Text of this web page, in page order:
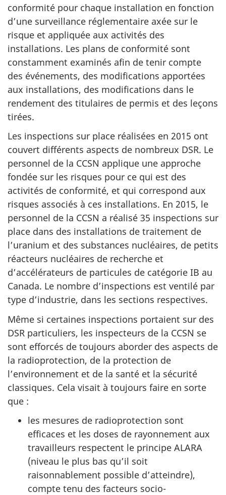
conformité pour chaque installation en fonction
d’une surveillance réglementaire axée sur le
risque et appliquée aux activités des
installations. Les plans de conformité sont
constamment examinés afin de tenir compte
des événements, des modifications apportées
aux installations, des modifications dans le
rendement des titulaires de permis et des leçons
tirées.
Les inspections sur place réalisées en 2015 ont
couvert différents aspects de nombreux DSR. Le
personnel de la CCSN applique une approche
fondée sur les risques pour ce qui est des
activités de conformité, et qui correspond aux
risques associés à ces installations. En 2015, le
personnel de la CCSN a réalisé 35 inspections sur
place dans des installations de traitement de
l’uranium et des substances nucléaires, de petits
réacteurs nucléaires de recherche et
d’accélérateurs de particules de catégorie IB au
Canada. Le nombre d’inspections est ventilé par
type d’industrie, dans les sections respectives.
Même si certaines inspections portaient sur des
DSR particuliers, les inspecteurs de la CCSN se
sont efforcés de toujours aborder des aspects de
la radioprotection, de la protection de
l’environnement et de la santé et la sécurité
classiques. Cela visait à toujours faire en sorte
que :
les mesures de radioprotection sont
efficaces et les doses de rayonnement aux
travailleurs respectent le principe ALARA
(niveau le plus bas qu’il soit
raisonnablement possible d’atteindre),
compte tenu des facteurs socio-